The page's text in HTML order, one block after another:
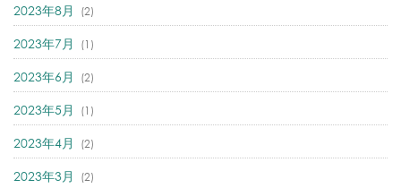
2023年8月 (2)
2023年7月 (1)
2023年6月 (2)
2023年5月 (1)
2023年4月 (2)
2023年3月 (2)